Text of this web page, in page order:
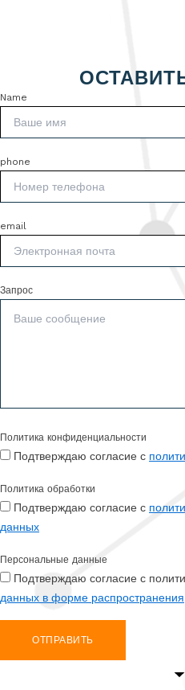
Name
phone
email
Запрос
Политика конфиденциальности
Подтверждаю согласие с
Политика обработки
Подтверждаю согласие с
данных
Персональные данные
Подтверждаю согласие с
данных в форме распространения
ОТПРАВИТЬ